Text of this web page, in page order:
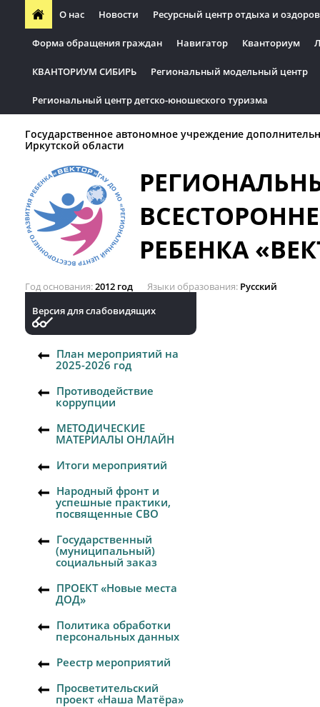
О нас Новости Ресурсный центр отдыха и
Форма обращения граждан Навигатор Кванториум
КВАНТОРИУМ СИБИРЬ Региональный модельный центр
Региональный центр детско-юношеского туризма
Государственное автономное учреждение
Иркутской области
РЕБЕНКА
Год основания 2012 год Языки образования Русский
Версия для слабовидящих
План мероприятий на
2025-2026 год
Противодействие
коррупции
МЕТОДИЧЕСКИЕ
МАТЕРИАЛЫ ОНЛАЙН
Итоги мероприятий
Народный фронт и
успешные практики,
посвященные СВО
Государственный
(муниципальный)
социальный заказ
ПРОЕКТ «Новые места
ДОД»
Политика обработки
персональных данных
Реестр мероприятий
Просветительский
проект «Наша Матёра»